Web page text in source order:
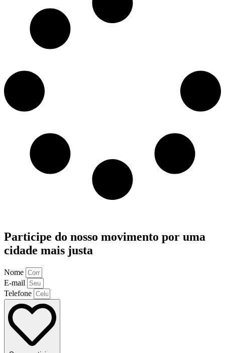
Participe do nosso movimento por uma
cidade mais justa
Nome
E-mail
Telefone